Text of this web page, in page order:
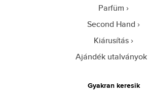
Parfüm
Second Hand
Kiárusítás
Ajándék utalványok
Gyakran keresik